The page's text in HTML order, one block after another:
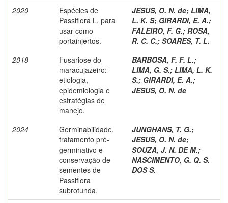
2020
Espécies de
Passiflora L. para
usar como
portainjertos.
JESUS, O. N. de; LIMA,
L. K. S; GIRARDI, E. A.;
FALEIRO, F. G.; ROSA,
R. C. C.; SOARES, T. L.
2018
Fusariose do
maracujazeiro:
etiologia,
epidemiologia e
estratégias de
manejo.
BARBOSA, F. F. L.;
LIMA, G. S.; LIMA, L. K.
S.; GIRARDI, E. A.;
JESUS, O. N. de
2024
Germinabilidade,
tratamento pré-
germinativo e
conservação de
sementes de
Passiflora
subrotunda.
JUNGHANS, T. G.;
JESUS, O. N. de;
SOUZA, J. N. DE M.;
NASCIMENTO, G. Q. S.
DOS S.